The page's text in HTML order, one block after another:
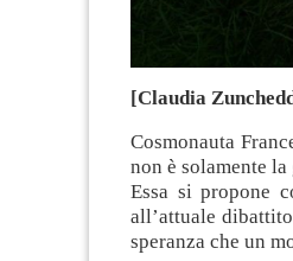
[Claudia
Cosmonauta
non è solamente
Essa si propone
all’attuale
speranza che un